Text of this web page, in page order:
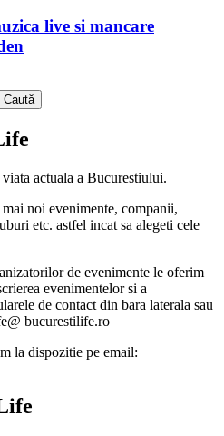
live si mancare
actuala a Bucurestiului.
noi evenimente, companii,
etc. astfel incat sa alegeti cele
de evenimente le oferim
evenimentelor si a
de contact din bara laterala sau
bucurestilife.ro
la dispozitie pe email: